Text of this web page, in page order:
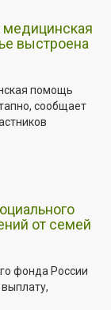
медицинская
выстроена
помощь
сообщает
от семей
фонда России